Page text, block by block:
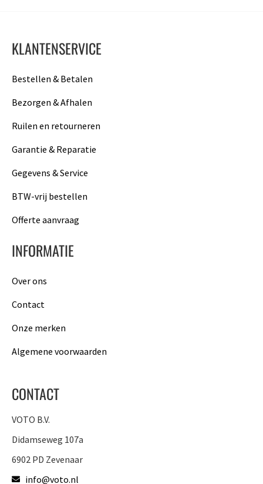
KLANTENSERVICE
Bestellen & Betalen
Bezorgen & Afhalen
Ruilen en retourneren
Garantie & Reparatie
Gegevens & Service
BTW-vrij bestellen
Offerte aanvraag
INFORMATIE
Over ons
Contact
Onze merken
Algemene voorwaarden
CONTACT
VOTO B.V.
Didamseweg 107a
6902 PD Zevenaar
info@voto.nl